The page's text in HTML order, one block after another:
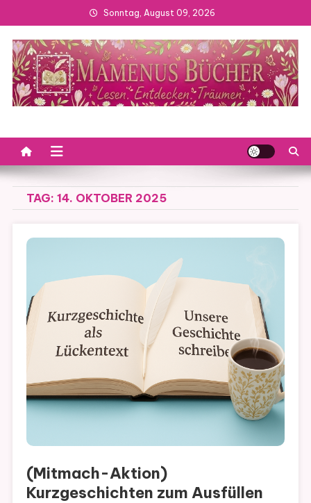
to
content
Sonntag, August 09, 2026
TAG: 14. OKTOBER 2025
(Mitmach-Aktion)
Kurzgeschichten zum Ausfüllen